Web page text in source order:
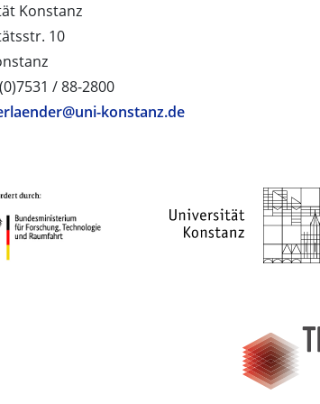
Konstanz
10
/ 88-2800
konstanz.de